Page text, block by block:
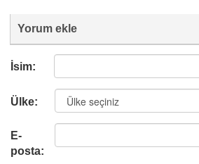
Yorum ekle
İsim:
Ülke:
E-
posta: